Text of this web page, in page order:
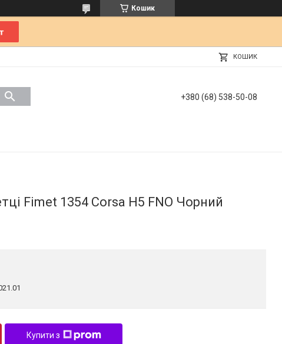
Кошик
КОШИК
+380 (68) 538-50-08
Fimet 1354 Corsa H5 FNO Чорний
Купити з